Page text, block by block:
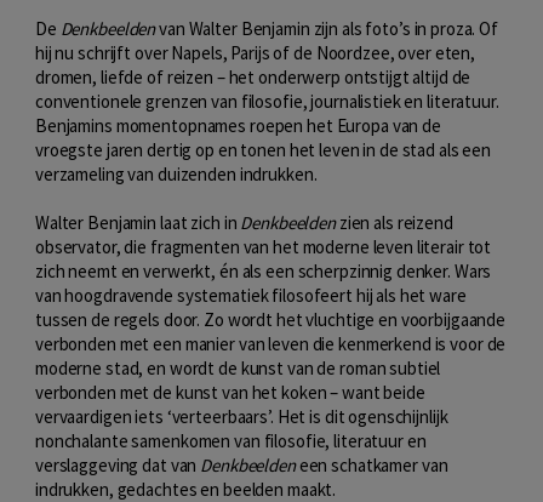
De Denkbeeldenvan Walter Benjamin zijn als foto’s in proza. Of
hij nu schrijft over Napels, Parijs of de Noordzee, over eten,
dromen, liefde of reizen – het onderwerp ontstijgt altijd de
conventionele grenzen van filosofie, journalistiek en literatuur.
Benjamins momentopnames roepen het Europa van de
vroegste jaren dertig op en tonen het leven in de stad als een
verzameling van duizenden indrukken.
Walter Benjamin laat zich in Denkbeeldenzien als reizend
observator, die fragmenten van het moderne leven literair tot
zich neemt en verwerkt, én als een scherpzinnig denker. Wars
van hoogdravende systematiek filosofeert hij als het ware
tussen de regels door. Zo wordt het vluchtige en voorbijgaande
verbonden met een manier van leven die kenmerkend is voor de
moderne stad, en wordt de kunst van de roman subtiel
verbonden met de kunst van het koken – want beide
vervaardigen iets ‘verteerbaars’. Het is dit ogenschijnlijk
nonchalante samenkomen van filosofie, literatuur en
verslaggeving dat van Denkbeeldeneen schatkamer van
indrukken, gedachtes en beelden maakt.